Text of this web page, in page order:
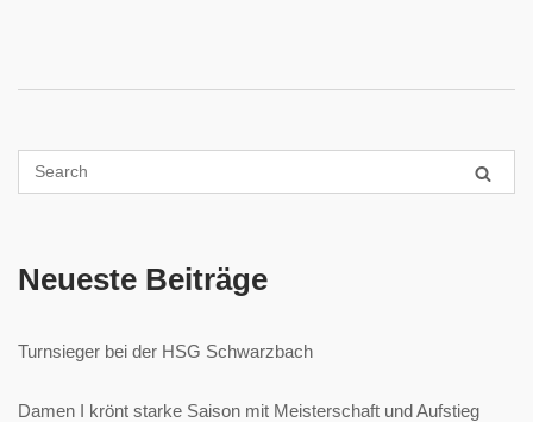
Neueste Beiträge
Turnsieger bei der HSG Schwarzbach
Damen I krönt starke Saison mit Meisterschaft und Aufstieg